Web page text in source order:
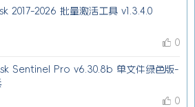
2017-2026 批量激活工具 v1.3.4.0
0
Sentinel Pro v6.30.8b 单文件绿色版-
0